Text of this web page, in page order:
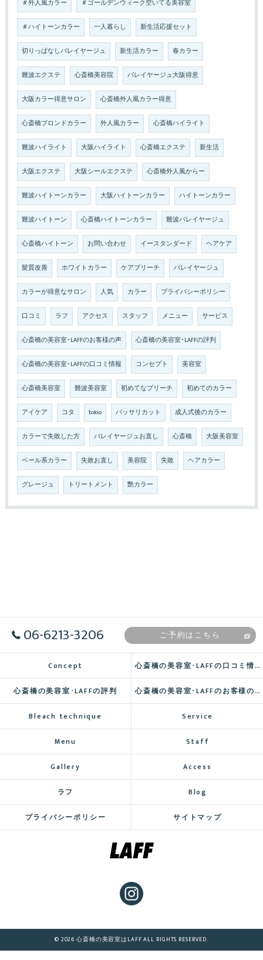
＃外人風カラー ＃ゴールデンウィーク空いてる美容室
＃ハイトーンカラー 一人暮らし 新生活応援セット
切りっぱなしバレイヤージュ 新生活カラー 春カラー
難波エクステ 心斎橋美容院 バレイヤージュ大阪得意
大阪カラー得意サロン 心斎橋外人風カラー得意
心斎橋ブロンドカラー 外人風カラー 心斎橋ハイライト
難波ハイライト 大阪ハイライト 心斎橋エクステ 新生活
大阪エクステ 大阪シールエクステ 心斎橋外人風からー
難波ハイトーンカラー 大阪ハイトーンカラー ハイトーンカラー
難波ハイトーン 心斎橋ハイトーンカラー 難波バレイヤージュ
心斎橋ハイトーン お問い合わせ イースタンダード ヘアケア
髪質改善 ホワイトカラー ケアブリーチ バレイヤージュ
カラーが得意なサロン 人気 カラー プライバシーポリシー
口コミ ラフ アクセス スタッフ メニュー サービス
心斎橋の美容室･LAFFのお客様の声 心斎橋の美容室･LAFFの評判
心斎橋の美容室･LAFFの口コミ情報 コンセプト 美容室
心斎橋美容室 難波美容室 初めてなブリーチ 初めてのカラー
アイケア コタ tokio バッサリカット 成人式後のカラー
カラーで失敗した方 バレイヤージュお直し 心斎橋 大阪美容室
ペール系カラー 失敗お直し 美容院 失敗 ヘアカラー
グレージュ トリートメント 艶カラー
06-6213-3206 ご予約はこちら
Concept 心斎橋の美容室･LAFFの口コミ情報
心斎橋の美容室･LAFFの評判 心斎橋の美容室･LAFFのお客様の声
Bleach technique Service
Menu Staff
Gallery Access
ラフ Blog
プライバシーポリシー サイトマップ
© 2026 心斎橋の美容室はLAFF ALL RIGHTS RESERVED.